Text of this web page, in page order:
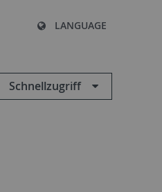
LANGUAGE
Schnellzugriff